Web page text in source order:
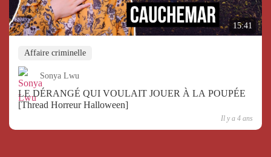
15:41
Affaire criminelle
Sonya Lwu
LE DÉRANGÉ QUI VOULAIT JOUER À LA POUPÉE
[Thread Horreur Halloween]
Il y a 4 ans